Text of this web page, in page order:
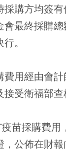
採購方均簽
會最終採購
。
費用經由會
接受衛福部查
疫苗採購費用
，公佈在財